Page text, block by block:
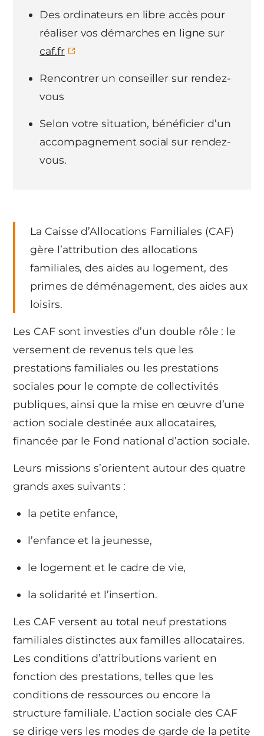
La Caisse d’Allocations Familiales (CAF)
gère l’attribution des allocations
familiales, des aides au logement, des
primes de déménagement, des aides aux
loisirs.
Les CAF sont investies d’un double rôle : le
versement de revenus tels que les
prestations familiales ou les prestations
sociales pour le compte de collectivités
publiques, ainsi que la mise en œuvre d’une
action sociale destinée aux allocataires,
financée par le Fond national d’action sociale.
Leurs missions s’orientent autour des quatre
grands axes suivants :
la petite enfance,
l’enfance et la jeunesse,
le logement et le cadre de vie,
la solidarité et l’insertion.
Les CAF versent au total neuf prestations
familiales distinctes aux familles allocataires.
Les conditions d’attributions varient en
fonction des prestations, telles que les
conditions de ressources ou encore la
structure familiale. L’action sociale des CAF
se dirige vers les modes de garde de la petite
Des ordinateurs en libre accès pour
réaliser vos démarches en ligne sur
caf.fr
Rencontrer un conseiller sur rendez-
vous
Selon votre situation, bénéficier d’un
accompagnement social sur rendez-
vous.